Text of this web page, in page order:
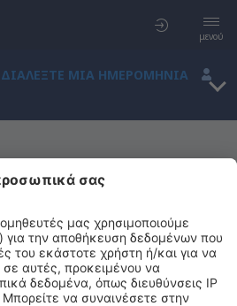
μενού
ΔΙΑΛΈΞΤΕ ΜΙΑ ΗΜΕΡΟΜΗΝΊΑ
δεν υπάρχουν
την αναζήτησή σας
με διαφορετικά κριτήρια